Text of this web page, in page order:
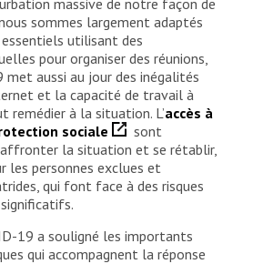
sommes largement adaptés
utilisant des
pour organiser des réunions,
met aussi au jour des inégalités
et la capacité de travail à
remédier à la situation. L’accès à
sociale
sont
affronter la situation et se rétablir,
les personnes exclues et
qui font face à des risques
19 a souligné les importants
qui accompagnent la réponse